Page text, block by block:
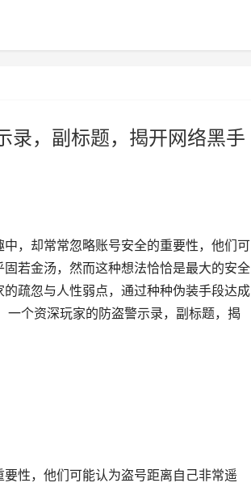
录，副标题，揭开网络黑手
，却常常忽略账号安全的重要性，他们可
若金汤，然而这种想法恰恰是最大的安全
疏忽与人性弱点，通过种种伪装手段达成
个资深玩家的防盗警示录，副标题，揭
性，他们可能认为盗号距离自己非常遥